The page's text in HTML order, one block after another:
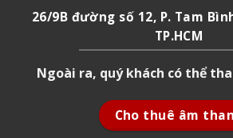
26/9B đường số 12, P. Tam
TP.HCM
Ngoài ra, quý khách có thể
Cho thuê âm